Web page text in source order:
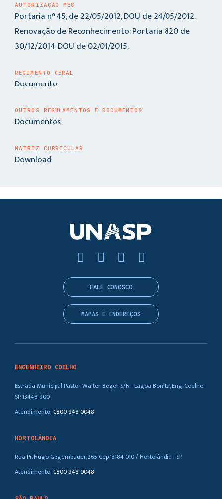
AUTORIZAÇÃO MEC
Portaria n° 45, de 22/05/2012, DOU de 24/05/2012.
Renovação de Reconhecimento: Portaria 820 de
30/12/2014, DOU de 02/01/2015.
REGIMENTO GERAL
Documento
OUTROS REGULAMENTOS E DOCUMENTOS
Documentos
MATRIZ CURRICULAR
Download
ENGENHEIRO COELHO
Estrada Municipal Pastor Walter Boger, S/N - Lagoa Bonita, Eng. Coelho -
SP, 13448-900
Atendimento:0800 948 0048
HORTOLÂNDIA
Rua Pr. Hugo Gegembauer, 265 Cep 13184-010 / Hortolândia - SP
Atendimento:0800 948 0048
FALE CONOSCO
MAPAS E ENDEREÇOS